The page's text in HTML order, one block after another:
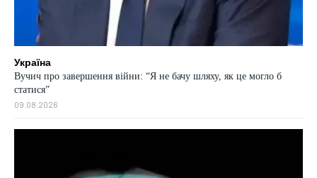
Україна
Вучич про завершення війни: “Я не бачу шляху, як це могло б
статися”
09.08.2026